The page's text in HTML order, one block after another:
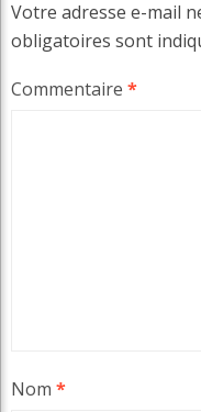
Votre adresse e-mail
obligatoires sont
Commentaire *
Nom *